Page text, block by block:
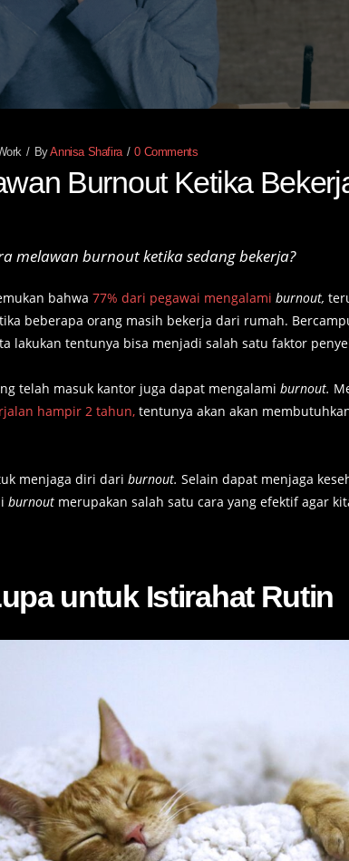
ByAnnisa Shafira 0 Comments
Burnout Ketika
melawan burnoutketika sedang bekerja?
bahwa 77% dari pegawai mengalami burnout,
beberapa orang masih bekerja dari rumah.
lakukan tentunya bisa menjadi salah satu faktor
telah masuk kantor juga dapat mengalami burnout.
hampir 2 tahun, tentunya akan akan
menjaga diri dari burnout. Selain dapat menjaga
burnout merupakan salah satu cara yang efektif agar
untuk Istirahat Rutin